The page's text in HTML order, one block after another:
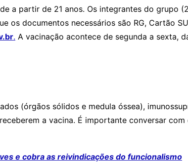
a partir de 21 anos. Os integrantes do grupo
os documentos necessários são RG, Cartão
. A vacinação acontece de segunda a sexta,
(órgãos sólidos e medula óssea),
a vacina. É importante conversar
e cobra as reivindicações do funcionalismo